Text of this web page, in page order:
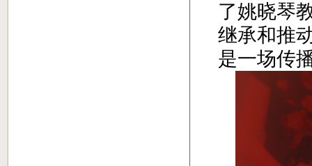
了姚晓琴
继承和推
是一场传